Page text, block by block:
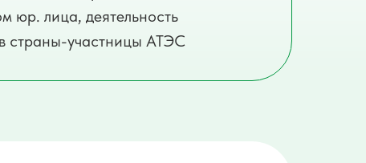
юр. лица, деятельность
страны-участницы АТЭС